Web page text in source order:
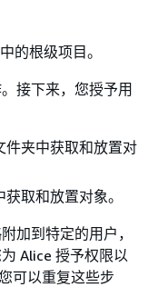
的根级项目。
接下来，您授予用
件夹中获取和放置对
取和放置对象。
加到特定的用户，
Alice 授予权限以
可以重复这些步